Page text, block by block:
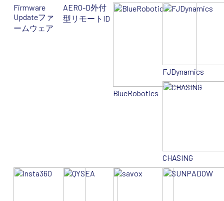
Firmware
Updateファ
ームウェア
AERO-D外付
型リモートID
BlueRobotics
FJDynamics
CHASING